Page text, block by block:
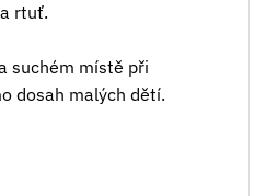
rtuť.
suchém místě při
dosah malých dětí.